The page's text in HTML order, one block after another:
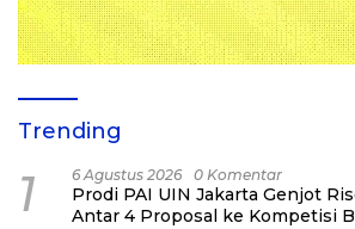
Trending
1 6 Agustus 2026 0 Komentar
Prodi PAI UIN Jakarta Genjot
Antar 4 Proposal ke Kompetisi